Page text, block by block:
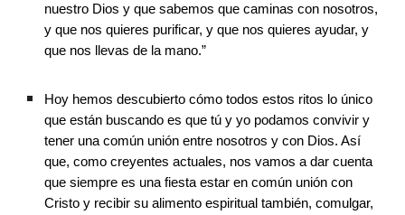
nuestro Dios y que sabemos que caminas con nosotros,
y que nos quieres purificar, y que nos quieres ayudar, y
que nos llevas de la mano.”
Hoy hemos descubierto cómo todos estos ritos lo único
que están buscando es que tú y yo podamos convivir y
tener una común unión entre nosotros y con Dios. Así
que, como creyentes actuales, nos vamos a dar cuenta
que siempre es una fiesta estar en común unión con
Cristo y recibir su alimento espiritual también, comulgar,